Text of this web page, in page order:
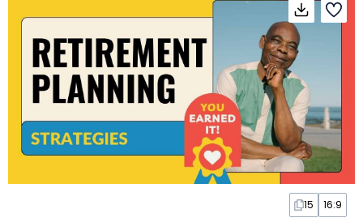
15 16:9